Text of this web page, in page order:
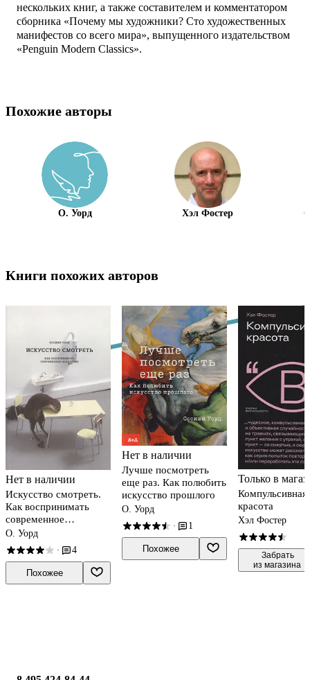
нескольких книг, а также составителем и комментатором
сборника «Почему мы художники? Сто художественных
манифестов со всего мира», выпущенного издательством
«Penguin Modern Classics».
Похожие авторы
О. Уорд Хэл Фостер
Книги похожих авторов
Нет в наличии
Искусство смотреть.
Как воспринимать
современное
искусство
О. Уорд
· 4
Похожее
Нет в наличии
Лучше посмотреть
еще раз. Как полюбить
искусство прошлого
О. Уорд
· 1
Похожее
Только в
Компульсивная
красота
Хэл Фостер
Забрать
из магазина